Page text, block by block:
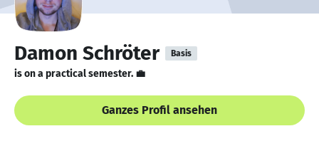
Damon Schröter Basis
is on a practical semester. 💼
Ganzes Profil ansehen